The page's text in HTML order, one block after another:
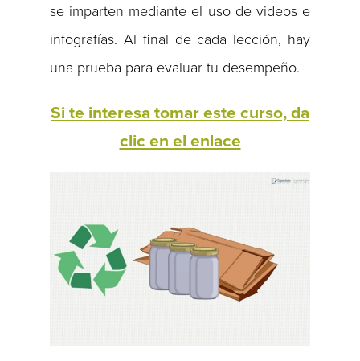
se imparten mediante el uso de videos e
infografías. Al final de cada lección, hay
una prueba para evaluar tu desempeño.
Si te interesa tomar este curso, da
clic en el enlace